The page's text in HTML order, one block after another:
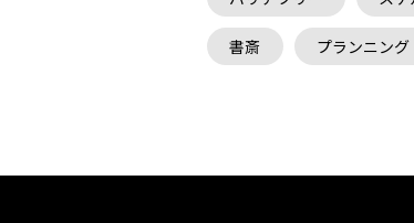
書斎 プランニング